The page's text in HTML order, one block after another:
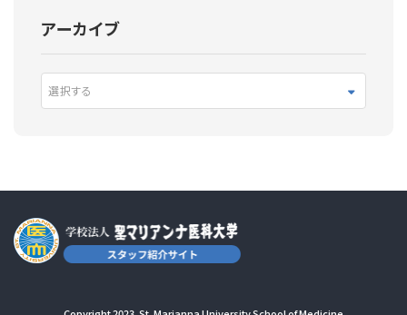
アーカイブ
選択する